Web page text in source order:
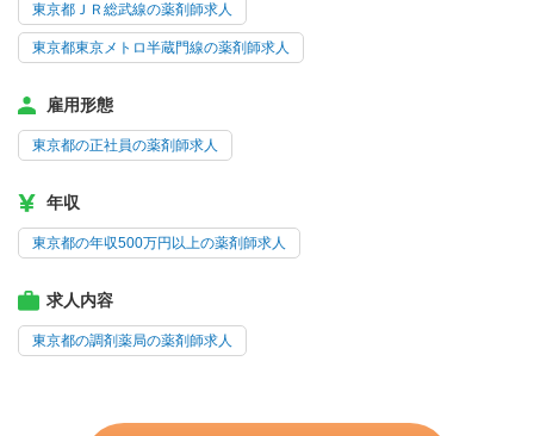
東京都ＪＲ総武線の薬剤師求人
東京都東京メトロ半蔵門線の薬剤師求人
雇用形態
東京都の正社員の薬剤師求人
年収
東京都の年収500万円以上の薬剤師求人
求人内容
東京都の調剤薬局の薬剤師求人